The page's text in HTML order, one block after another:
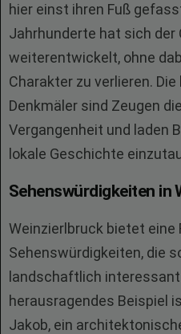
hier einst ihren Fuß
Jahrhunderte hat sich der
weiterentwickelt, ohne
Charakter zu verlieren.
Denkmäler sind Zeugen
Vergangenheit und laden
lokale Geschichte
Sehenswürdigkeiten in
Weinzierlbruck bietet
Sehenswürdigkeiten, die
landschaftlich
herausragendes Beispiel
Jakob, ein